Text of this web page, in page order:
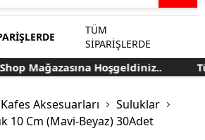
TÜM
SİPARİŞLERDE
Mağazasına Hoşgeldiniz..
Kafes Aksesuarları
Suluklar
10 Cm (Mavi-Beyaz) 30Adet